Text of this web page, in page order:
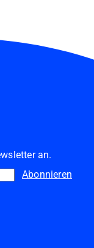
an.
Abonnieren